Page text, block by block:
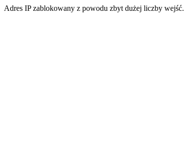
Adres IP zablokowany z powodu zbyt dużej liczby